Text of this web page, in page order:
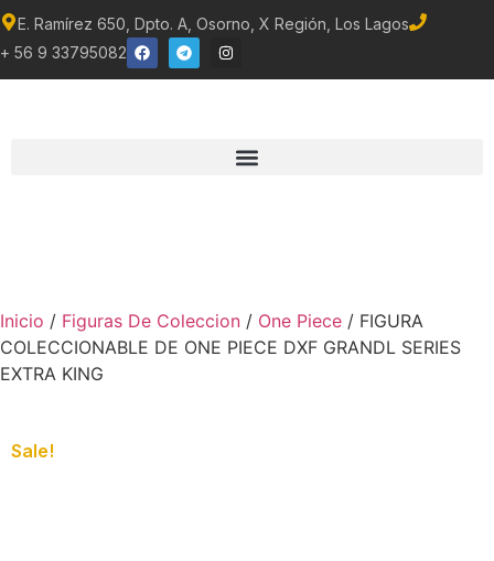
E. Ramírez 650, Dpto. A, Osorno, X Región, Los Lagos
+ 56 9 33795082
Inicio / Figuras De Coleccion / One Piece / FIGURA
COLECCIONABLE DE ONE PIECE DXF GRANDL SERIES
EXTRA KING
Sale!